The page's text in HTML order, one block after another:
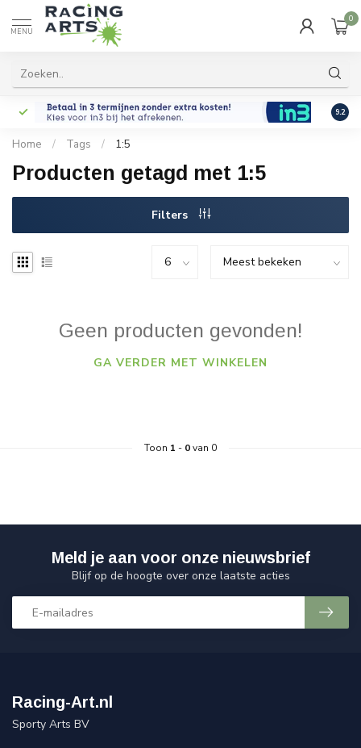
MENU
0
9.2
Home / Tags / 1:5
Producten getagd met 1:5
Filters
Geen producten gevonden!
GA VERDER MET WINKELEN
Toon 1 - 0van 0
Meld je aan voor onze nieuwsbrief
Blijf op de hoogte over onze laatste acties
Racing-Art.nl
Sporty Arts BV